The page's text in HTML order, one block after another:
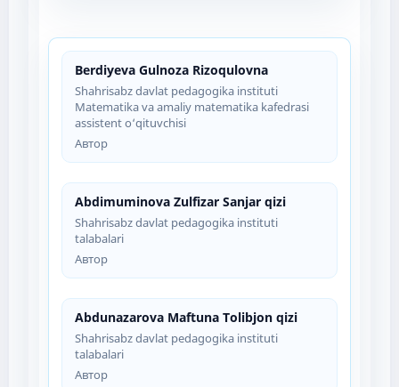
Berdiyeva Gulnoza Rizoqulovna
Shahrisabz davlat pedagogika instituti
Matematika va amaliy matematika kafedrasi
assistent o‘qituvchisi
Автор
Abdimuminova Zulfizar Sanjar qizi
Shahrisabz davlat pedagogika instituti
talabalari
Автор
Abdunazarova Maftuna Tolibjon qizi
Shahrisabz davlat pedagogika instituti
talabalari
Автор